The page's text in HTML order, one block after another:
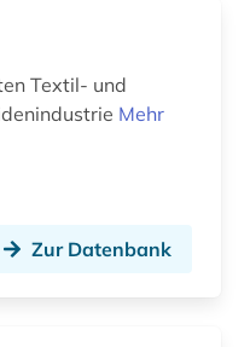
Textil- und
Mehr
Zur Datenbank